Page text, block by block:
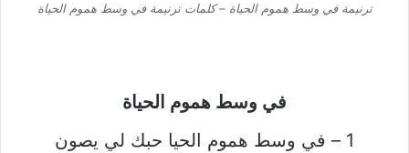
ترنيمة في وسط هموم الحياة – كلمات ترنيمة في وسط هموم الحياة
في وسط هموم الحياة
1 – في وسط هموم الحيا حبك لي يصون